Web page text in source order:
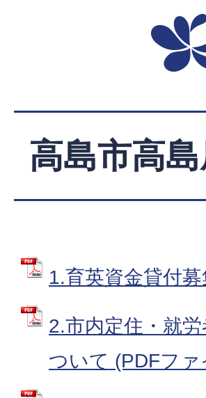
高島市高
1.育英資金貸付
2.市内定住・就
ついて (PDFフ